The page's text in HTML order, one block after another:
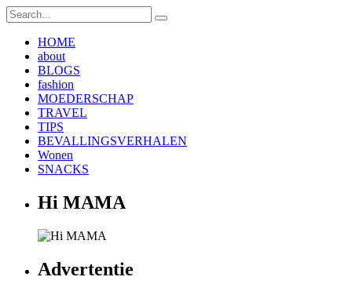
HOME
about
BLOGS
fashion
MOEDERSCHAP
TRAVEL
TIPS
BEVALLINGSVERHALEN
Wonen
SNACKS
Hi MAMA
Advertentie